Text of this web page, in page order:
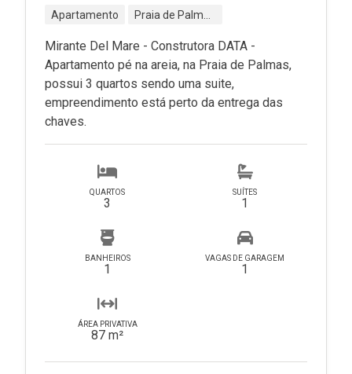
Apartamento
Mirante Del Mare - Construtora DATA -
Apartamento pé na areia, na Praia de Palmas,
possui 3 quartos sendo uma suite,
empreendimento está perto da entrega das
chaves.
QUARTOS
3
SUÍTES
1
BANHEIROS
1
VAGAS DE GARAGEM
1
ÁREA PRIVATIVA
87 m²